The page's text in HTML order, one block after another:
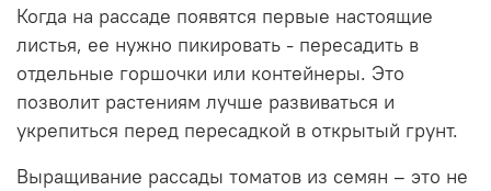
Когда на рассаде появятся первые настоящие
листья, ее нужно пикировать - пересадить в
отдельные горшочки или контейнеры. Это
позволит растениям лучше развиваться и
укрепиться перед пересадкой в открытый грунт.
Выращивание рассады томатов из семян – это не